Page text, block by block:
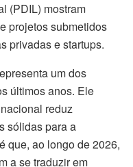
(PDIL) mostram
projetos submetidos
privadas e startups.
um dos
últimos anos. Ele
reduz
sólidas para a
que, ao longo de 2026,
a se traduzir em